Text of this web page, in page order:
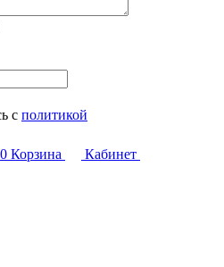
с политикой
0 Корзина
Кабинет